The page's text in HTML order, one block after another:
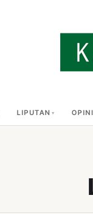
LIPUTAN OPINI